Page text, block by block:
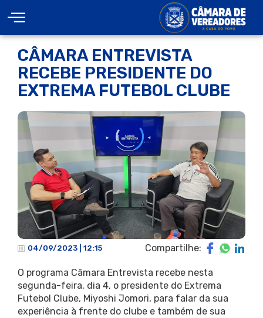
CÂMARA ENTREVISTA
RECEBE PRESIDENTE DO
EXTREMA FUTEBOL CLUBE
04/09/2023 | 12:15 Compartilhe:
O programa Câmara Entrevista recebe nesta
segunda-feira, dia 4, o presidente do Extrema
Futebol Clube, Miyoshi Jomori, para falar da sua
experiência à frente do clube e também de sua